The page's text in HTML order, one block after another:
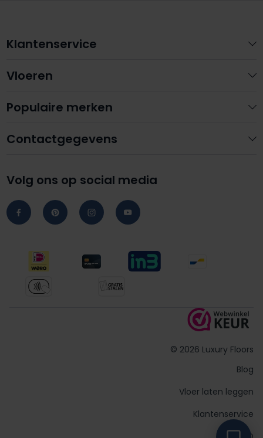
Contactgegevens
Volg ons op social media
Klantenservice
Vloeren
Populaire merken
© 2026 Luxury Floors
Blog
Vloer laten leggen
Klantenservice